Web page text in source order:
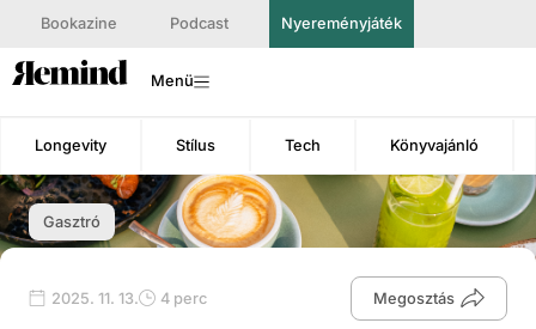
Bookazine Podcast Nyereményjáték
Menü
Longevity Stílus Tech Könyvajánló
Gasztró
2025. 11. 13. 4 perc Megosztás